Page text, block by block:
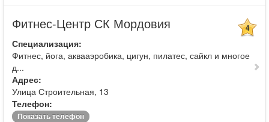
Фитнес-Центр СК Мордовия 4
Специализация:
Фитнес, йога, аквааэробика, цигун, пилатес, сайкл и многое
д...
Адрес:
Улица Строительная, 13
Телефон:
Показать телефон